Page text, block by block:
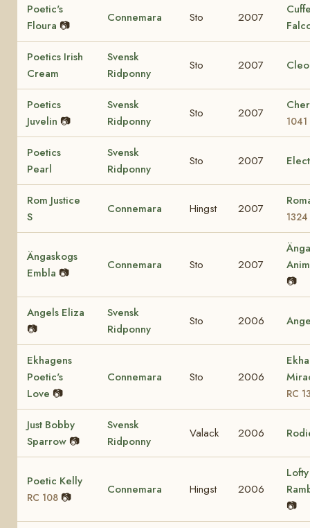
Poetic's
Floura 📷
Connemara Sto 2007
Poetics Irish
Cream
Svensk
Ridponny
Sto 2007
Poetics
Juvelin 📷
Svensk
Ridponny
Sto 2007
1041
Poetics
Pearl
Svensk
Ridponny
Sto 2007
Rom Justice
S
Connemara Hingst 2007
1324
Ängaskogs
Embla 📷
Connemara Sto 2007
📷
Angels Eliza
📷
Svensk
Ridponny
Sto 2006
Ekhagens
Poetic's
Love 📷
Connemara Sto 2006
RC
Just Bobby
Sparrow 📷
Svensk
Ridponny
Valack 2006
Poetic Kelly
RC 108 📷
Connemara Hingst 2006
📷